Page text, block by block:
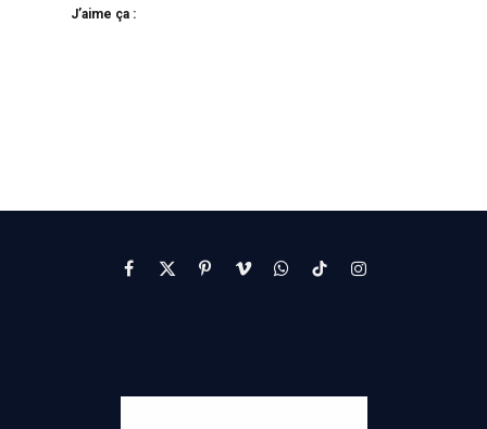
J’aime ça :
Facebook
X
PinterestVimeoWhatsApp
TikTokInstagram